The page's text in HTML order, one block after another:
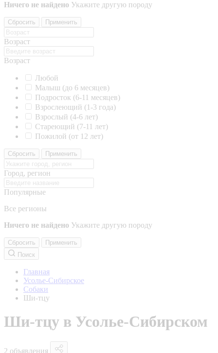
Ничего не найдено Укажите другую породу
Сбросить Применить
Возраст
Возраст
Любой
Малыш (до 6 месяцев)
Подросток (6-11 месяцев)
Взрослеющий (1-3 года)
Взрослый (4-6 лет)
Стареющий (7-11 лет)
Пожилой (от 12 лет)
Сбросить Применить
Город, регион
Популярные
Все регионы
Ничего не найдено Укажите другую породу
Сбросить
Применить
Поиск
Главная
Усолье-Сибирское
Собаки
Ши-тцу
Ши-тцу в Усолье-Сибирском
2 объявления